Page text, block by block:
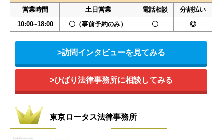
営業時間
土日営業 電話相談
分割払い
10:00~18:00
〇（事前予約のみ） 〇 ◎
>訪問インタビューを見てみる
>ひばり法律事務所に相談してみる
東京ロータス法律事務所